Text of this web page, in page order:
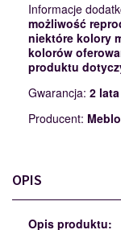
Informacje
możliwość
niektóre kolory
kolorów
produktu
Gwarancja: 2 lata
Producent:
OPIS
Opis produktu: